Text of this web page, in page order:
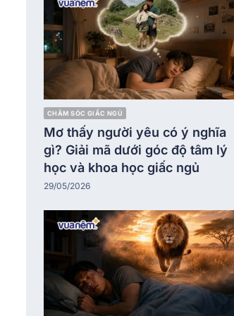
CHĂM SÓC GIẤC NGỦ
Mơ thấy người yêu có ý nghĩa
gì? Giải mã dưới góc độ tâm lý
học và khoa học giấc ngủ
29/05/2026